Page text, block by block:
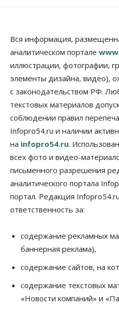
Общество
Из-за жары в
в Новосибирске может
06 Августа 2026, 09:00
Недвижимость
Застройщики
доплатили налоги на
06 Августа 2026, 08:00
Бизнес Власть
От регоператора
погасить долги на два
05 Августа 2026, 19:00
Власть Отставки И
Министра транспорта
будут согласовывать в
05 Августа 2026, 18:30
Власть Город Общество
В мэрии Новосибирска
пешеходной зоной на
Бизнес Власть
Независимые
получают до 20%
Вся информация,
аналитическом портале
иллюстрации, фотографии,
элементы дизайна, видео),
с законодательством РФ.
текстовых материалов
соблюдении правил
Infopro54.ru и наличии
на infopro54.ru.
всех фото и видео-
письменного разрешения
аналитического портала
портал. Редакция
ответственность за:
содержание рекламных
баннерная реклама),
содержание сайтов, на
содержание текстовых
«Новости компаний» и